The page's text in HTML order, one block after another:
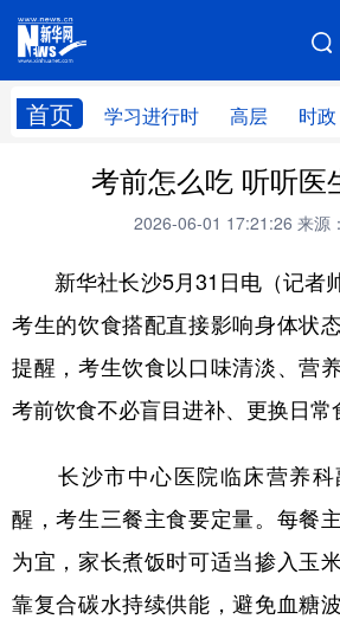
首页 学习进行时 高层 时政
网站地图
学习进行时 高层 时
财经 网评
台湾 思客智库 全球
科技 科创 量
文化 书画 健康
访谈 视频 图
法律 中央文件 金
食品 人居 信息
学术中国 乡村振兴 银龄
考前怎么吃 听听医
2026-06-01 17:21:26 来源
新华社长沙5月31日电（记者
考生的饮食搭配直接影响身体状
提醒，考生饮食以口味清淡、营
考前饮食不必盲目进补、更换日常
长沙市中心医院临床营养科
醒，考生三餐主食要定量。每餐
为宜，家长煮饭时可适当掺入玉
靠复合碳水持续供能，避免血糖